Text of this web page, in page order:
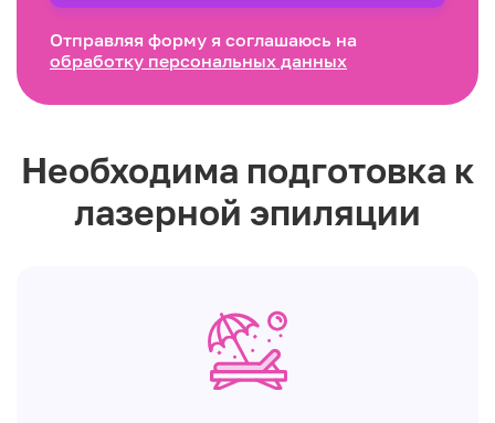
Отправляя форму я соглашаюсь на
обработку персональных данных
Необходима подготовка к
лазерной эпиляции